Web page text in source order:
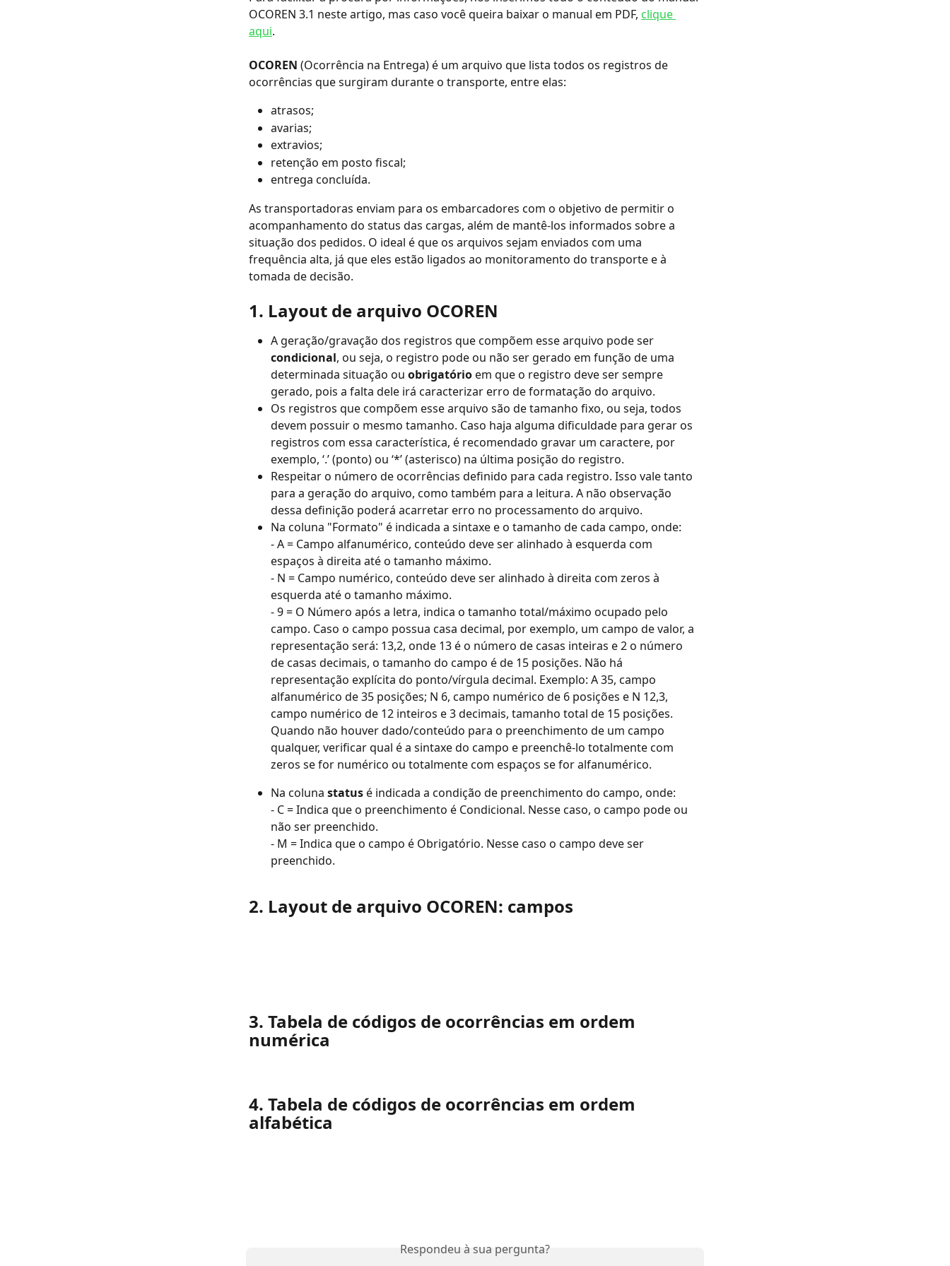
OCOREN 3.1 neste artigo, mas caso você queira baixar o manual em PDF, clique
aqui.
OCOREN (Ocorrência na Entrega) é um arquivo que lista todos os registros de
ocorrências que surgiram durante o transporte, entre elas:
atrasos;
avarias;
extravios;
retenção em posto fiscal;
entrega concluída.
As transportadoras enviam para os embarcadores com o objetivo de permitir o
acompanhamento do status das cargas, além de mantê-los informados sobre a
situação dos pedidos. O ideal é que os arquivos sejam enviados com uma
frequência alta, já que eles estão ligados ao monitoramento do transporte e à
tomada de decisão.
1. Layout de arquivo OCOREN
A geração/gravação dos registros que compõem esse arquivo pode ser
condicional, ou seja, o registro pode ou não ser gerado em função de uma
determinada situação ou obrigatório em que o registro deve ser sempre
gerado, pois a falta dele irá caracterizar erro de formatação do arquivo.
Os registros que compõem esse arquivo são de tamanho fixo, ou seja, todos
devem possuir o mesmo tamanho. Caso haja alguma dificuldade para gerar os
registros com essa característica, é recomendado gravar um caractere, por
exemplo, ‘.’ (ponto) ou ‘*’ (asterisco) na última posição do registro.
Respeitar o número de ocorrências definido para cada registro. Isso vale tanto
para a geração do arquivo, como também para a leitura. A não observação
dessa definição poderá acarretar erro no processamento do arquivo.
Na coluna "Formato" é indicada a sintaxe e o tamanho de cada campo, onde:
- A = Campo alfanumérico, conteúdo deve ser alinhado à esquerda com
espaços à direita até o tamanho máximo.
- N = Campo numérico, conteúdo deve ser alinhado à direita com zeros à
esquerda até o tamanho máximo.
- 9 = O Número após a letra, indica o tamanho total/máximo ocupado pelo
campo. Caso o campo possua casa decimal, por exemplo, um campo de valor, a
representação será: 13,2, onde 13 é o número de casas inteiras e 2 o número
de casas decimais, o tamanho do campo é de 15 posições. Não há
representação explícita do ponto/vírgula decimal. Exemplo: A 35, campo
alfanumérico de 35 posições; N 6, campo numérico de 6 posições e N 12,3,
campo numérico de 12 inteiros e 3 decimais, tamanho total de 15 posições.
Quando não houver dado/conteúdo para o preenchimento de um campo
qualquer, verificar qual é a sintaxe do campo e preenchê-lo totalmente com
zeros se for numérico ou totalmente com espaços se for alfanumérico.
Na coluna status é indicada a condição de preenchimento do campo, onde:
- C = Indica que o preenchimento é Condicional. Nesse caso, o campo pode ou
não ser preenchido.
- M = Indica que o campo é Obrigatório. Nesse caso o campo deve ser
preenchido.
2. Layout de arquivo OCOREN: campos
3. Tabela de códigos de ocorrências em ordem
numérica
4. Tabela de códigos de ocorrências em ordem
alfabética
Respondeu à sua pergunta?